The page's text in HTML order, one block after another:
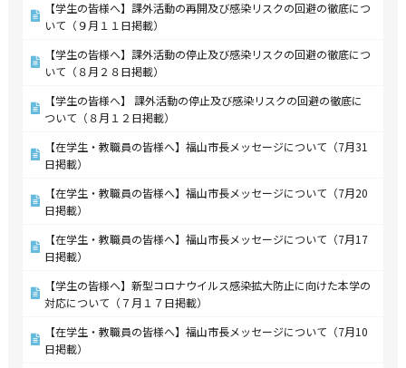
【学生の皆様へ】課外活動の再開及び感染リスクの回避の徹底につ
いて（９月１１日掲載）
【学生の皆様へ】課外活動の停止及び感染リスクの回避の徹底につ
いて（８月２８日掲載）
【学生の皆様へ】 課外活動の停止及び感染リスクの回避の徹底に
ついて（８月１２日掲載）
【在学生・教職員の皆様へ】福山市長メッセージについて（7月31
日掲載）
【在学生・教職員の皆様へ】福山市長メッセージについて（7月20
日掲載）
【在学生・教職員の皆様へ】福山市長メッセージについて（7月17
日掲載）
【学生の皆様へ】新型コロナウイルス感染拡大防止に向けた本学の
対応について（７月１７日掲載）
【在学生・教職員の皆様へ】福山市長メッセージについて（7月10
日掲載）